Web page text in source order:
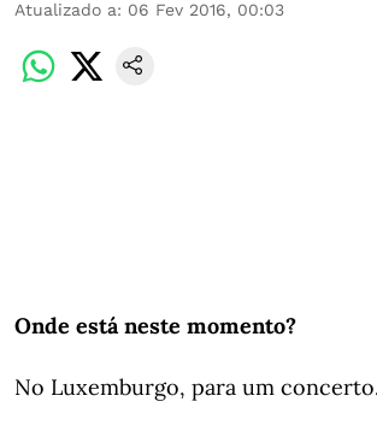
Atualizado a: 06 Fev 2016, 00:03
Onde está neste momento?
No Luxemburgo, para um